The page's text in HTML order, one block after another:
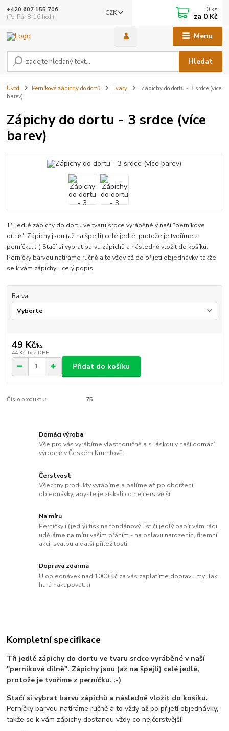
Menu
CZK
Hledat
+420 607 155 706
(Po-Pá, 8-16 hod.)
0 ks
za 0 Kč
Úvod Perníkové zápichy do dortů Tvary
Zápichy do dortu - 3 srdce (více
barev)
Zápichy do dortu - 3 srdce (více
barev)
Tři jedlé zápichy do dortu ve tvaru srdce vyráběné v naší "perníkové
dílně". Zápichy jsou (až na špejli) celé jedlé, protože je tvoříme z
perníčku. :-) Stačí si vybrat barvu zápichů a následně vložit do košíku.
Perníčky barvou natíráme ručně a to vždy až po přijetí objednávky, takže
se k vám zápichy... celý popis
Barva
49 Kč/ks
44 Kč bez DPH
Přidat do košíku
Číslo produktu: 75
Domácí výroba
Vše pro vás vyrábíme vlastnoručně a s láskou v naší domácí
výrobně v Českém Krumlově.
Čerstvost
Všechny produkty vyrábíme a balíme až po obdržení
objednávky, abyste je získali co nejčerstvější.
Na míru
Perníčky i (jedlý) tisk na fondánový list či jedlý papír vám rádi
uděláme na míru vašim přáním - na oslavu narozenin, firemní
akci, svatbu a další příležitosti.
Doprava zdarma
U objednávek nad 1000 Kč za vás zaplatíme dopravu my. Tak
hurá nakupovat. :)
Kompletní specifikace
Tři jedlé zápichy do dortu ve tvaru srdce vyráběné v naší
"perníkové dílně". Zápichy jsou (až na špejli) celé jedlé,
protože je tvoříme z perníčku. :-)
Stačí si vybrat barvu zápichů a následně vložit do košíku.
Perníčky barvou natíráme ručně a to vždy až po přijetí objednávky,
takže se k vám zápichy dostanou vždy co nejčerstvější.